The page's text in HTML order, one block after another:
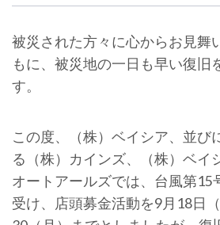
被災された方々に心からお見舞
もに、被災地の一日も早い復旧
す。
この度、（株）ベイシア、並び
る（株）カインズ、（株）ベイ
オートアールズでは、台風第15
受け、店頭募金活動を9月18日